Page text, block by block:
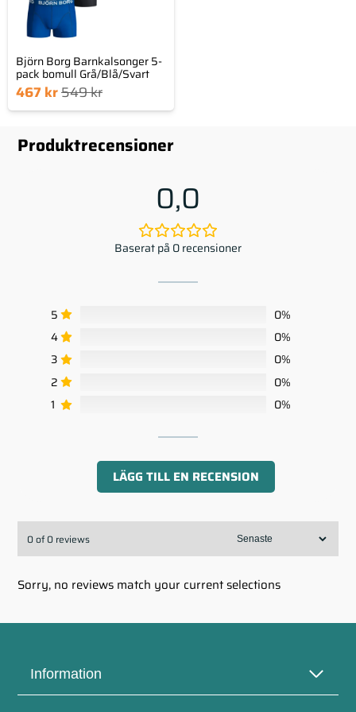
Björn Borg Barnkalsonger 5-
pack bomull Grå/Blå/Svart
549kr
Det
var:
467kr
Produktrecensioner
0,0
Baserat på 0 recensioner
5
0%
4
0%
3
0%
2
0%
1
0%
LÄGG TILL EN RECENSION
0 of 0 reviews
Sorry, no reviews match your current selections
Information